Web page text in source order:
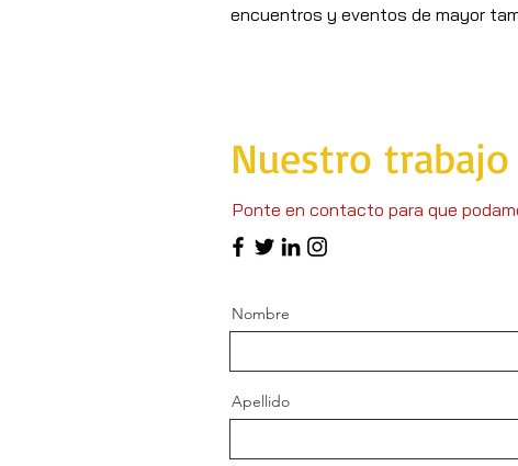
encuentros y eventos de mayor
Nuestro trabajo
Ponte en contacto para que
Nombre
Apellido